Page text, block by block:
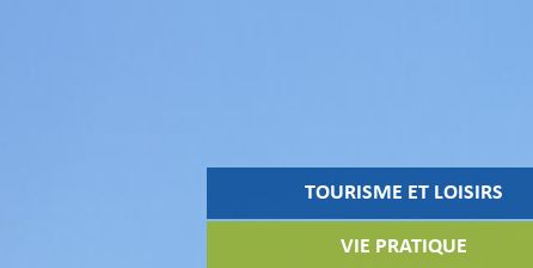
TOURISME ET LOISIRS
VIE PRATIQUE